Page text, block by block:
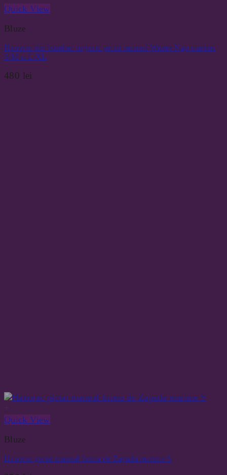
Quick View
Bluze
Hanorac din bumbac organic pictat manual Winter Nap marime
S/M si L/XL
480 lei
Quick View
Bluze
Hanorac pictat manual Inima de Zapada marime S